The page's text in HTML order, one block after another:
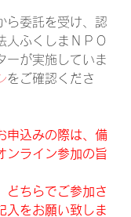
ら委託を受け、認
人ふくしまＮＰＯ
ーが実施していま
をご確認くださ
申込みの際は、備
ンライン参加の旨
どちらでご参加さ
入をお願い致しま